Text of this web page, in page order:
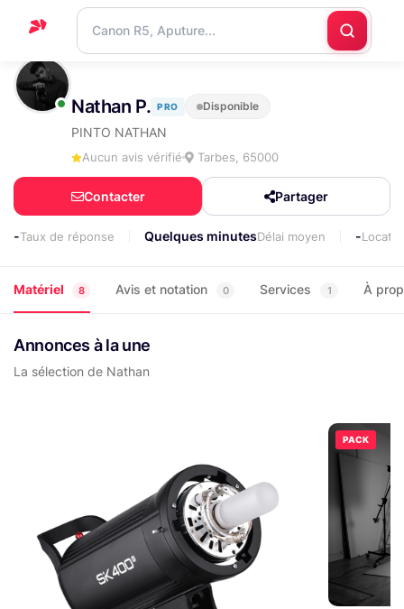
Accueil
Support
Nous
contacter
Nathan P. PRO Disponible
PINTO NATHAN
Aucun avis vérifié Tarbes, 65000
Contacter Partager
-Taux de réponse Quelques minutesDélai moyen -
Matériel 8 Avis et notation 0 Services 1 À
Annonces à la une
La sélection de Nathan
PACK